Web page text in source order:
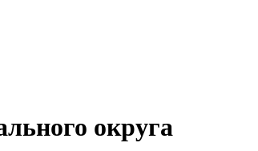
округа